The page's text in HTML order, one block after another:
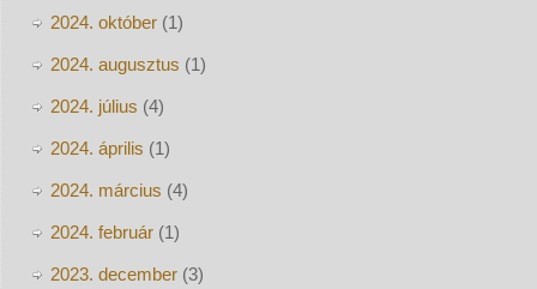
2024. október(1)
2024. augusztus (1)
2024. július (4)
2024. április (1)
2024. március (4)
2024. február(1)
2023. december(3)